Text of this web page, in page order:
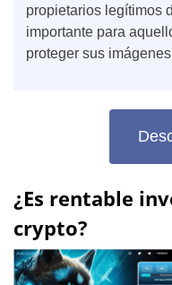
propietarios legítimos
importante para
proteger sus
¿Es rentable
crypto?